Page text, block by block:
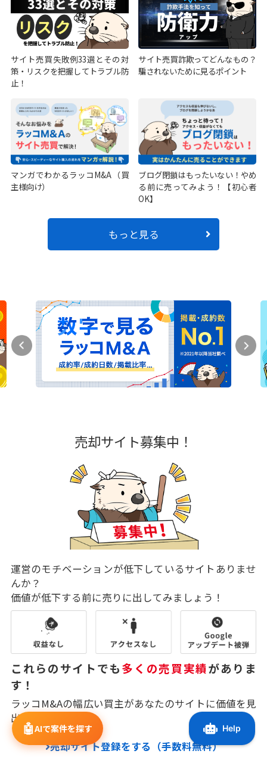
サイト売買失敗例33選とその対
策・リスクを把握してトラブル防
止！
サイト売買詐欺ってどんなもの？
騙されないために見るポイント
マンガでわかるラッコM&A（買
主様向け）
ブログ閉鎖はもったいない！やめ
る前に売ってみよう！【初心者
OK】
もっと見る
売却サイト募集中！
運営のモチベーションが低下しているサイトありませ
んか？
価値が低下する前に売りに出してみましょう！
これらのサイトでも多くの売買実績がありま
す！
ラッコM&Aの幅広い買主があなたのサイトに価値を見
出してくれます。
売却サイト登録をする（手数料無料）
🤖AIで案件を探す